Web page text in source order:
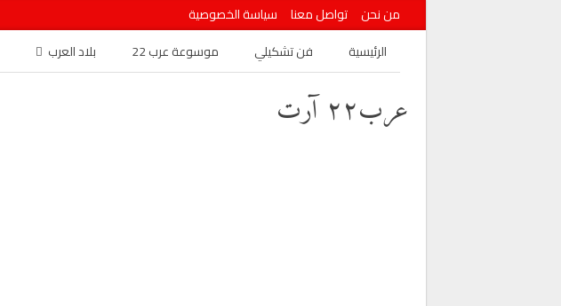
من نحن تواصل معنا
سياسة الخصوصية
الرئيسية
فن تشكيلي موسوعة عرب 22 بلاد العرب
عرب٢٢ آرت